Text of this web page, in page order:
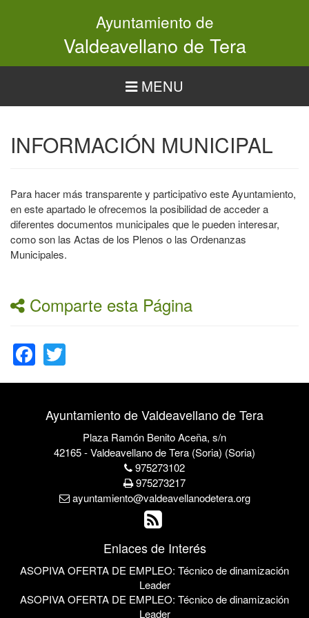
Ayuntamiento de
Valdeavellano de Tera
MENU
INFORMACIÓN MUNICIPAL
Para hacer más transparente y participativo este Ayuntamiento,
en este apartado le ofrecemos la posibilidad de acceder a
diferentes documentos municipales que le pueden interesar,
como son las Actas de los Plenos o las Ordenanzas
Municipales.
Comparte esta Página
Facebook
Ayuntamiento de Valdeavellano de Tera
Plaza Ramón Benito Aceña, s/n
42165 - Valdeavellano de Tera (Soria) (Soria)
975273102
975273217
ayuntamiento@valdeavellanodetera.org
Enlaces de Interés
ASOPIVA OFERTA DE EMPLEO: Técnico de dinamización
Leader
ASOPIVA OFERTA DE EMPLEO: Técnico de dinamización
Leader